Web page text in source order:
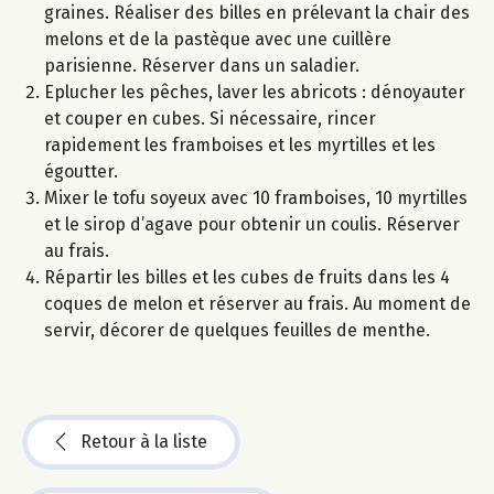
graines. Réaliser des billes en prélevant la chair des
melons et de la pastèque avec une cuillère
parisienne. Réserver dans un saladier.
Eplucher les pêches, laver les abricots : dénoyauter
et couper en cubes. Si nécessaire, rincer
rapidement les framboises et les myrtilles et les
égoutter.
Mixer le tofu soyeux avec 10 framboises, 10 myrtilles
et le sirop d’agave pour obtenir un coulis. Réserver
au frais.
Répartir les billes et les cubes de fruits dans les 4
coques de melon et réserver au frais. Au moment de
servir, décorer de quelques feuilles de menthe.
Retour à la liste